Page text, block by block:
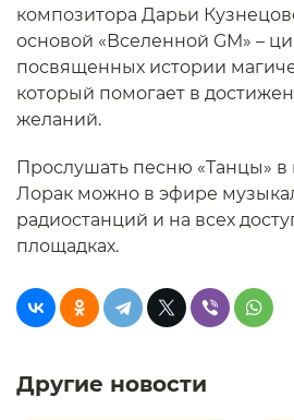
композитора Дарьи
основой «Вселенной GM» –
посвященных истории
который помогает в
желаний.
Прослушать песню «Танцы»
Лорак можно в эфире
радиостанций и на всех
площадках.
Другие новости